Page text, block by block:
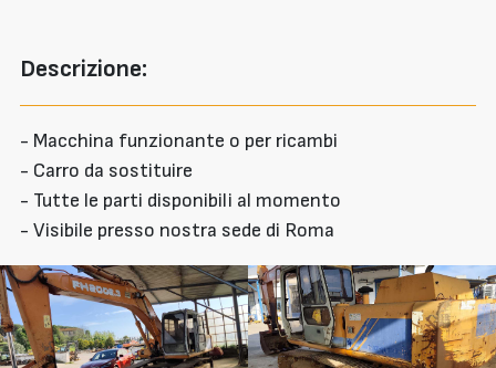
Descrizione:
- Macchina funzionante o per ricambi
- Carro da sostituire
- Tutte le parti disponibili al momento
- Visibile presso nostra sede di Roma